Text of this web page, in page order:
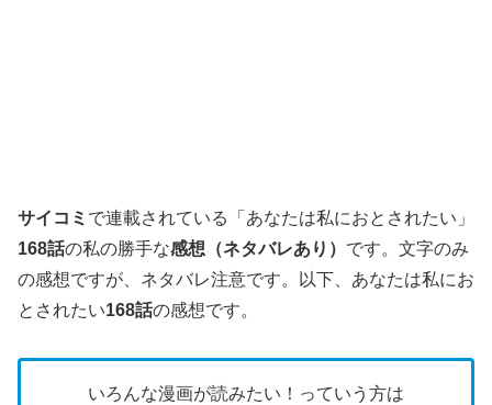
サイコミ で連載されている「あなたは私におとされたい」
168話の私の勝手な感想（ネタバレあり） です。文字のみ
の感想ですが、ネタバレ注意です。
以下、あなたは私にお
とされたい168話の感想です。
いろんな漫画が読みたい！っていう方は